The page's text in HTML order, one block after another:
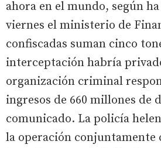
ahora en el mundo, según
viernes el ministerio de
confiscadas suman cinco
interceptación habría
organización criminal
ingresos de 660 millones de
comunicado. La policía
la operación conjuntamente